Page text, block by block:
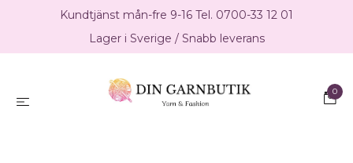
Kundtjänst mån-fre 9-16 Tel. 0700-33 12 01
Lager i Sverige / Snabb leverans
0